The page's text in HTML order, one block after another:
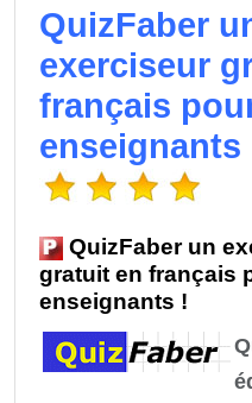
QuizFaber
exerciseur
français
enseignants
QuizFaber un
gratuit en français
enseignants !